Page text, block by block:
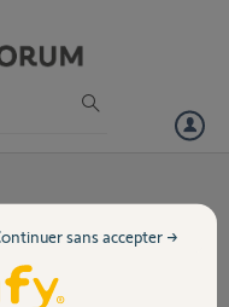
du moteur d’un
sans accepter →